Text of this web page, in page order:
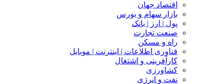
اقتصاد جهان
بازار سهام و بورس
پول | ارز | بانک
صنعت تجارت
راه و مسکن
فناوری اطلاعات | اینترنت | موبایل
کارآفرینی و اشتغال
کشاورزی
نفت و انرژی